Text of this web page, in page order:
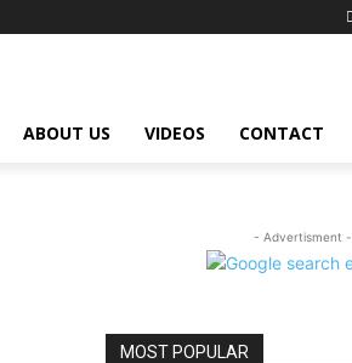
ABOUT US VIDEOS CONTACT
- Advertisment -
MOST POPULAR